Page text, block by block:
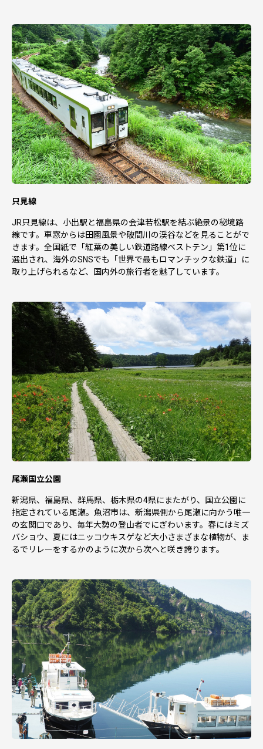
只見線
JR只見線は、小出駅と福島県の会津若松駅を結ぶ絶景の秘境路
線です。車窓からは田園風景や破間川の渓谷などを見ることがで
きます。全国紙で「紅葉の美しい鉄道路線ベストテン」第1位に
選出され、海外のSNSでも「世界で最もロマンチックな鉄道」に
取り上げられるなど、国内外の旅行者を魅了しています。
尾瀬国立公園
新潟県、福島県、群馬県、栃木県の4県にまたがり、国立公園に
指定されている尾瀬。魚沼市は、新潟県側から尾瀬に向かう唯一
の玄関口であり、毎年大勢の登山者でにぎわいます。春にはミズ
バショウ、夏にはニッコウキスゲなど大小さまざまな植物が、ま
るでリレーをするかのように次から次へと咲き誇ります。